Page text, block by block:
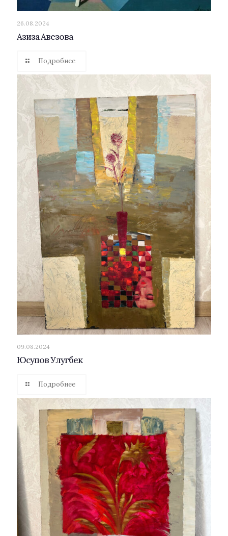
26.08.2024
Азиза Авезова
Подробнее
09.08.2024
Юсупов Улугбек
Подробнее